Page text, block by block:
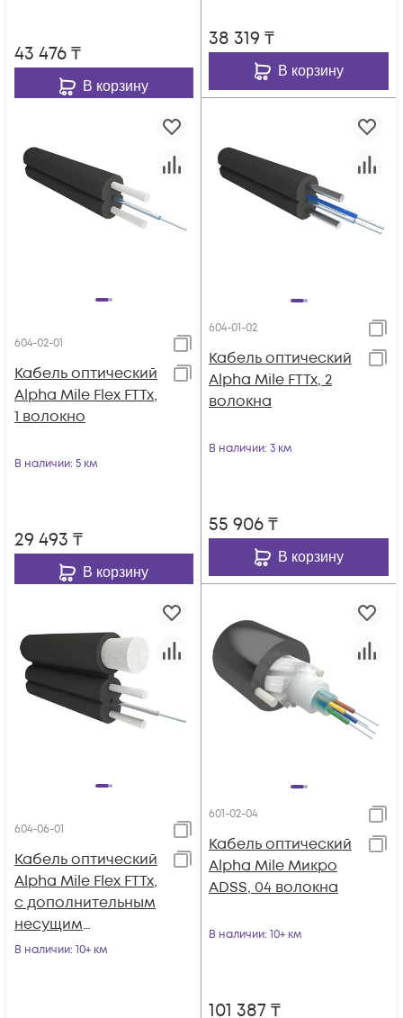
43 476₸
В корзину
38 319 ₸
В корзину
604-02-01
Кабель оптический
Alpha Mile Flex FTTx,
1 волокно
В наличии: 5 км
29 493 ₸
В корзину
604-01-02
Кабель оптический
Alpha Mile FTTx, 2
волокна
В наличии: 3 км
55 906₸
В корзину
604-06-01
Кабель оптический
Alpha Mile Flex FTTx,
с дополнительным
несущим
элементом (FRP 1.8
В наличии: 10+ км
601-02-04
Кабель оптический
Alpha Mile Микро
ADSS, 04 волокна
В наличии: 10+ км
101 387₸